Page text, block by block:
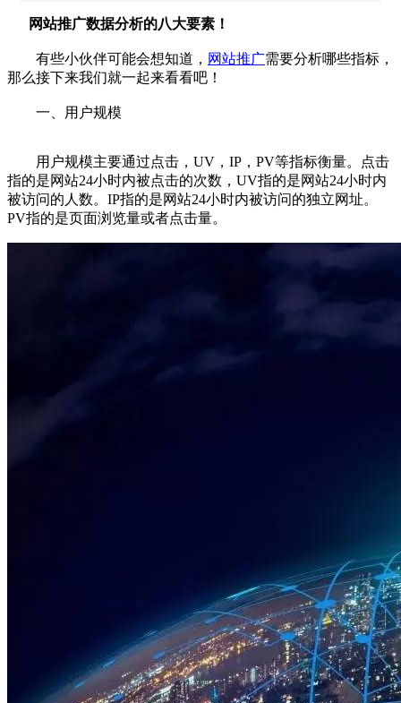
网站推广数据分析的八大要素！
有些小伙伴可能会想知道， 网站推广需要分析哪些指标，
那么接下来我们就一起来看看吧！
一、用户规模
用户规模主要通过点击，UV，IP，PV等指标衡量。点击
指的是网站24小时内被点击的次数，UV指的是网站24小时内
被访问的人数。IP指的是网站24小时内被访问的独立网址。
PV指的是页面浏览量或者点击量。